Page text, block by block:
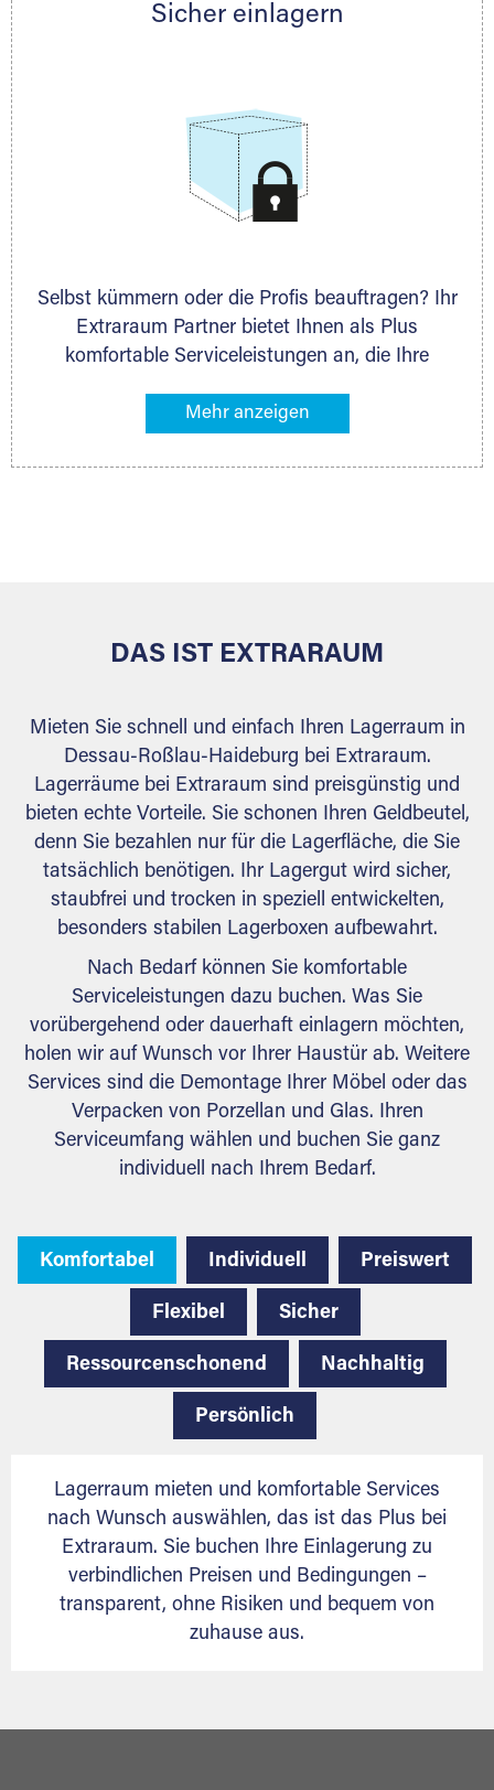
persönlich hinsichtlich Lagervolumen und zu
Sicher einlagern
Selbst kümmern oder die Profis beauftragen? Ihr
Extraraum Partner bietet Ihnen als Plus
komfortable Serviceleistungen an, die Ihre
gehören z. B. Verpackungsservice, Lieferung von
Ihr Lagergut wird bei Ihrem Extraraum Partner
DAS IST EXTRARAUM
Mieten Sie schnell und einfach Ihren Lagerraum in
Dessau-Roßlau-Haideburg bei Extraraum.
Lagerräume bei Extraraum sind preisgünstig und
bieten echte Vorteile. Sie schonen Ihren Geldbeutel,
denn Sie bezahlen nur für die Lagerfläche, die Sie
tatsächlich benötigen. Ihr Lagergut wird sicher,
staubfrei und trocken in speziell entwickelten,
besonders stabilen Lagerboxen aufbewahrt.
Nach Bedarf können Sie komfortable
Serviceleistungen dazu buchen. Was Sie
vorübergehend oder dauerhaft einlagern möchten,
holen wir auf Wunsch vor Ihrer Haustür ab. Weitere
Services sind die Demontage Ihrer Möbel oder das
Verpacken von Porzellan und Glas. Ihren
Serviceumfang wählen und buchen Sie ganz
individuell nach Ihrem Bedarf.
Komfortabel Individuell Preiswert
Flexibel Sicher
Ressourcenschonend Nachhaltig
Persönlich
Lagerraum mieten und komfortable Services
nach Wunsch auswählen, das ist das Plus bei
Extraraum. Sie buchen Ihre Einlagerung zu
verbindlichen Preisen und Bedingungen –
transparent, ohne Risiken und bequem von
zuhause aus.